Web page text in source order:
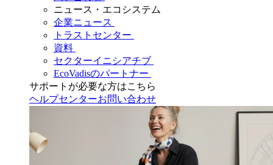
ニュース・エコシステム
企業ニュース
トラストセンター
資料
セクターイニシアチブ
EcoVadisのパートナー
サポートが必要な方はこちら
ヘルプセンターお問い合わせ